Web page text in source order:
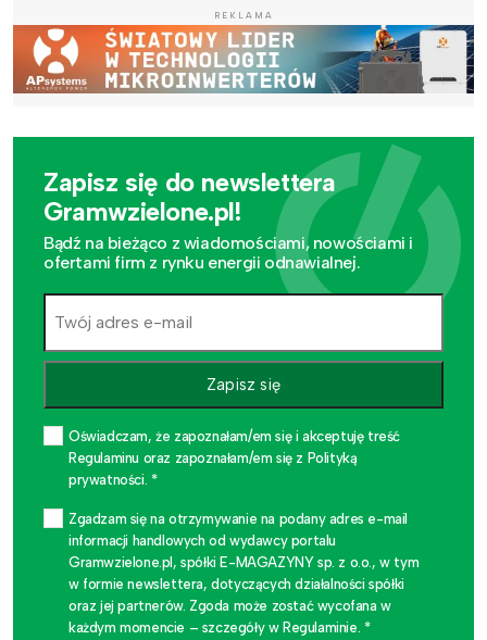
REKLAMA
Zapisz się do newslettera
Gramwzielone.pl!
Bądź na bieżąco z wiadomościami, nowościami i
ofertami firm z rynku energii odnawialnej.
Zapisz się
Oświadczam, że zapoznałam/em się i akceptuję treść
Regulaminu oraz zapoznałam/em się z Polityką
prywatności. *
Zgadzam się na otrzymywanie na podany adres e-mail
informacji handlowych od wydawcy portalu
Gramwzielone.pl, spółki E-MAGAZYNY sp. z o.o., w tym
w formie newslettera, dotyczących działalności spółki
oraz jej partnerów. Zgoda może zostać wycofana w
każdym momencie – szczegóły w Regulaminie. *